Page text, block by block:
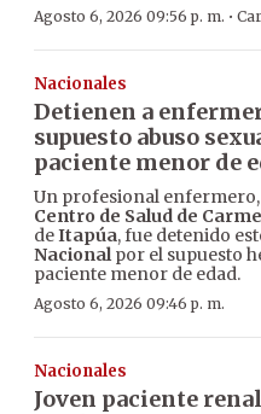
Agosto 6, 2026 09:56 p. m. ·
Nacionales
Detienen a
supuesto abuso
paciente menor de
Un profesional
Centro de Salud de
deItapúa, fue detenido
Nacionalpor el supuesto
paciente menor de edad.
Agosto 6, 2026 09:46 p. m.
Nacionales
Joven paciente